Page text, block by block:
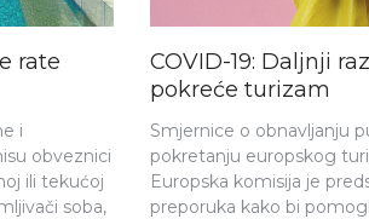
rate
i
obveznici
ili tekućoj
soba,
COVID-19: Daljnji
pokreće turizam
Smjernice o obnavljanju
pokretanju europskog
Europska komisija je
preporuka kako bi